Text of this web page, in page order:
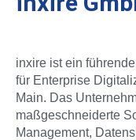
inxire ist ein
für Enterprise
Main. Das
maßgeschneiderte
Management,